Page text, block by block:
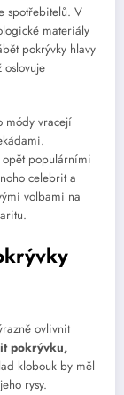
spotřebitelů. V
materiály
pokrývky hlavy
oslovuje
módy vracejí
opět populárními
celebrit a
volbami na
ovlivnit
pokrývku,
klobouk by měl
rysy.